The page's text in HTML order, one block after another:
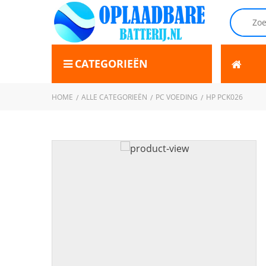
CATEGORIEËN
HOME ALLE CATEGORIEËN PC VOEDING HP PCK026